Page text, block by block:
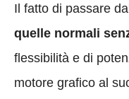
Il fatto di passare
quelle normali
flessibilità e di
motore grafico al